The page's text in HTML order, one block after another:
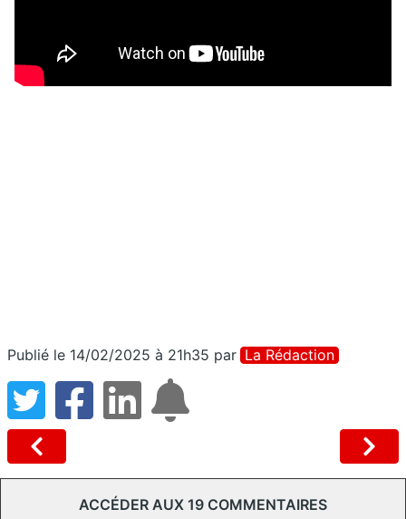
Publié le 14/02/2025 à 21h35 par La Rédaction
ACCÉDER AUX 19 COMMENTAIRES